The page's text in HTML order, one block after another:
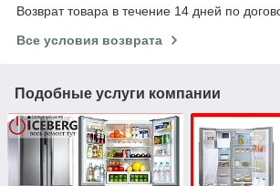
Возврат товара в течение 14 дней по
Все условия возврата
Подобные услуги компании